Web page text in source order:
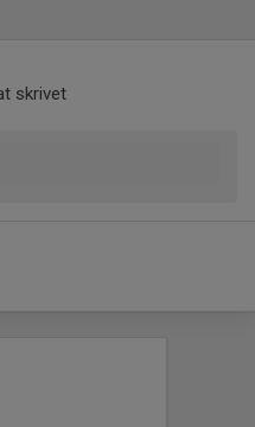
skrivet